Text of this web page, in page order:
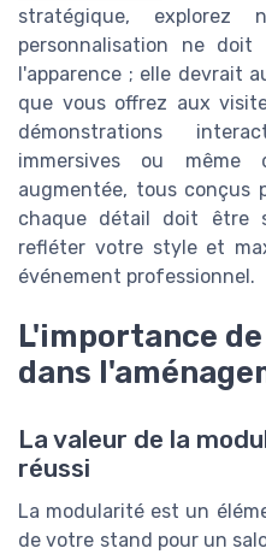
stratégique, explorez
personnalisation ne
l'apparence ; elle devrait
que vous offrez aux
démonstrations
immersives ou même
augmentée, tous conçus
chaque détail doit être
refléter votre style et
événement professionnel.
L'importance
dans
La valeur de la
réussi
La modularité est un
de votre stand pour un